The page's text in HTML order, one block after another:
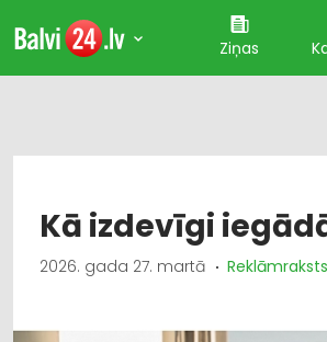
Ziņas
Kā izdevīgi
2026. gada 27. martā Reklāmraksts